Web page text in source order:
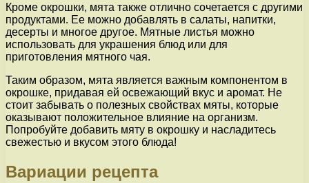
Кроме окрошки, мята также отлично сочетается с другими
продуктами. Ее можно добавлять в салаты, напитки,
десерты и многое другое. Мятные листья можно
использовать для украшения блюд или для
приготовления мятного чая.
Таким образом, мята является важным компонентом в
окрошке, придавая ей освежающий вкус и аромат. Не
стоит забывать о полезных свойствах мяты, которые
оказывают положительное влияние на организм.
Попробуйте добавить мяту в окрошку и насладитесь
свежестью и вкусом этого блюда!
Вариации рецепта